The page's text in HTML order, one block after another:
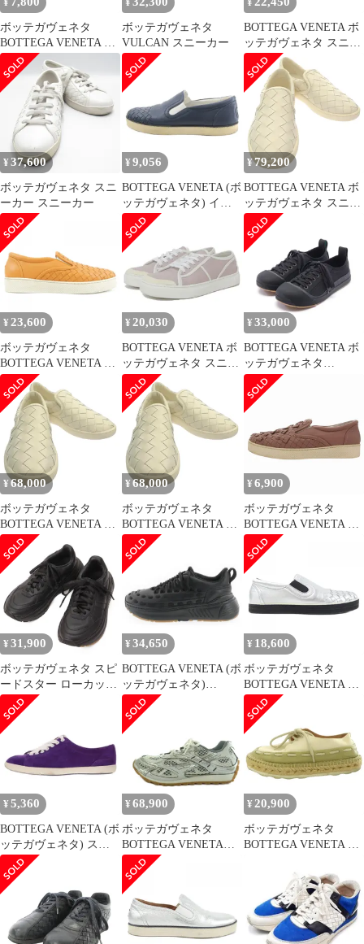
¥
ボッテガヴェネタ
BOTTEGA VENETA ス
ニーカー
¥
ボッテガヴェネタ
VULCAN スニーカー
¥
BOTTEGA VENETA ボ
ッテガヴェネタ スニー
カー イントレチャート
ブルー イエロー
37.5(24.5cm) ローカッ
ト パイピング 柄 レー
スアップ シューズ 靴
イタリア製 ブランド
【レディース】
¥37,600
ボッテガヴェネタ スニ
ーカー スニーカー
¥ 9,056
BOTTEGA VENETA (ボ
ッテガヴェネタ) イン
トレチャート レザー ス
リッポン ローカットス
ニーカー ネイビー
¥ 79,200
BOTTEGA VENETA ボ
ッテガヴェネタ スニー
カー
¥ 23,600
ボッテガヴェネタ
BOTTEGA VENETA ス
ニーカー
¥ 20,030
BOTTEGA VENETA ボ
ッテガヴェネタ スニー
カー イントレチャート
ピンク 37.5(24.5cm) ロ
ーカット パイピング バ
イカラー レースアップ
レザー シューズ 靴【レ
ディース】
¥ 33,000
BOTTEGA VENETA ボ
ッテガヴェネタ
VULCAN スニーカー
¥68,000
ボッテガヴェネタ
BOTTEGA VENETA ス
ニーカー
780530V3HB0901338 ホ
ワイト レザー イントレ
チャートスニーカー レ
ディース 新品
¥68,000
ボッテガヴェネタ
BOTTEGA VENETA ス
ニーカー
780530V3HB0901338 ホ
ワイト レザー イントレ
チャートスニーカー レ
ディース 新品
¥ 6,900
ボッテガヴェネタ
BOTTEGA VENETA イ
ントレチャート リボン
スリッポン スニーカー
シューズ レザー 38.5
ピンク /FF IBO76
¥ 31,900
ボッテガヴェネタ スピ
ードスター ローカット
スニーカー ロゴ レザー
ブラック 36 1/2
¥ 34,650
BOTTEGA VENETA (ボ
ッテガヴェネタ)
LACE-UPSPEEDSTAR
レース スピードスター
ローカットスニーカー
レディース 578305 ブラ
ック
¥ 18,600
ボッテガヴェネタ
BOTTEGA VENETA ス
ニーカー
¥ 5,360
BOTTEGA VENETA (ボ
ッテガヴェネタ) スウ
ェード レースアップ ロ
ーカット スニーカー レ
ディース パープル
¥ 68,900
ボッテガヴェネタ
BOTTEGA VENETA
Orbit Silver White オー
ビット シルバー ホワイ
ト ローカット スニーカ
ー シューズ EU44
741357V2X401425 /AQ
■OS ■AD
¥ 20,900
ボッテガヴェネタ
BOTTEGA VENETA エ
ス シューズ レースアッ
プ スニーカー 36 アイ
ボリー /SS ■OS